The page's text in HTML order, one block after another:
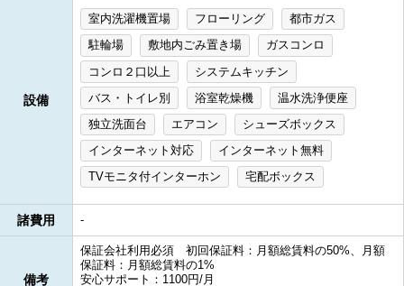
設備
室内洗濯機置場 フローリング
都市ガス
駐輪場
敷地内ごみ置き場
ガスコンロ
コンロ２口以上
システムキッチン
バス・トイレ別
浴室乾燥機
温水洗浄便座
独立洗面台
エアコン
シューズボックス
インターネット対応
インターネット無料
TVモニタ付インターホン
宅配ボックス
諸費用 -
備考
保証会社利用必須 初回保証料：月額総賃料の50%、月額
保証料：月額総賃料の1%
安心サポート：1100円/月